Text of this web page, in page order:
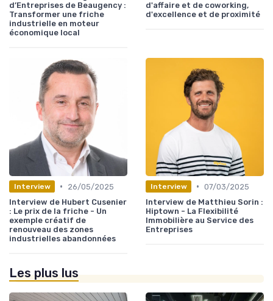
d’Entreprises de Beaugency :
Transformer une friche
industrielle en moteur
économique local
d'affaire et de coworking,
d'excellence et de proximité
Interview •
26/05/2025
Interview de Hubert Cusenier
: Le prix de la friche - Un
exemple créatif de
renouveau des zones
industrielles abandonnées
Interview • 07/03/2025
Interview de Matthieu Sorin :
Hiptown - La Flexibilité
Immobilière au Service des
Entreprises
Les plus lus